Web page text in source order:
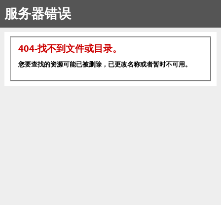
服务器错误
404-找不到文件或目录。
您要查找的资源可能已被删除，已更改名称或者暂时不可用。